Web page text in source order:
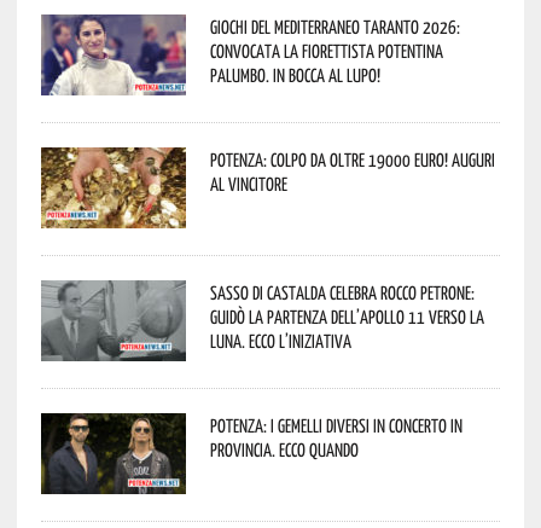
Giochi del Mediterraneo Taranto 2026:
convocata la fiorettista potentina
Palumbo. In bocca al lupo!
Potenza: colpo da oltre 19000 Euro! Auguri
al vincitore
Sasso di Castalda celebra Rocco Petrone:
guidò la partenza dell’Apollo 11 verso la
Luna. Ecco l’iniziativa
Potenza: i Gemelli DiVersi in concerto in
provincia. Ecco quando